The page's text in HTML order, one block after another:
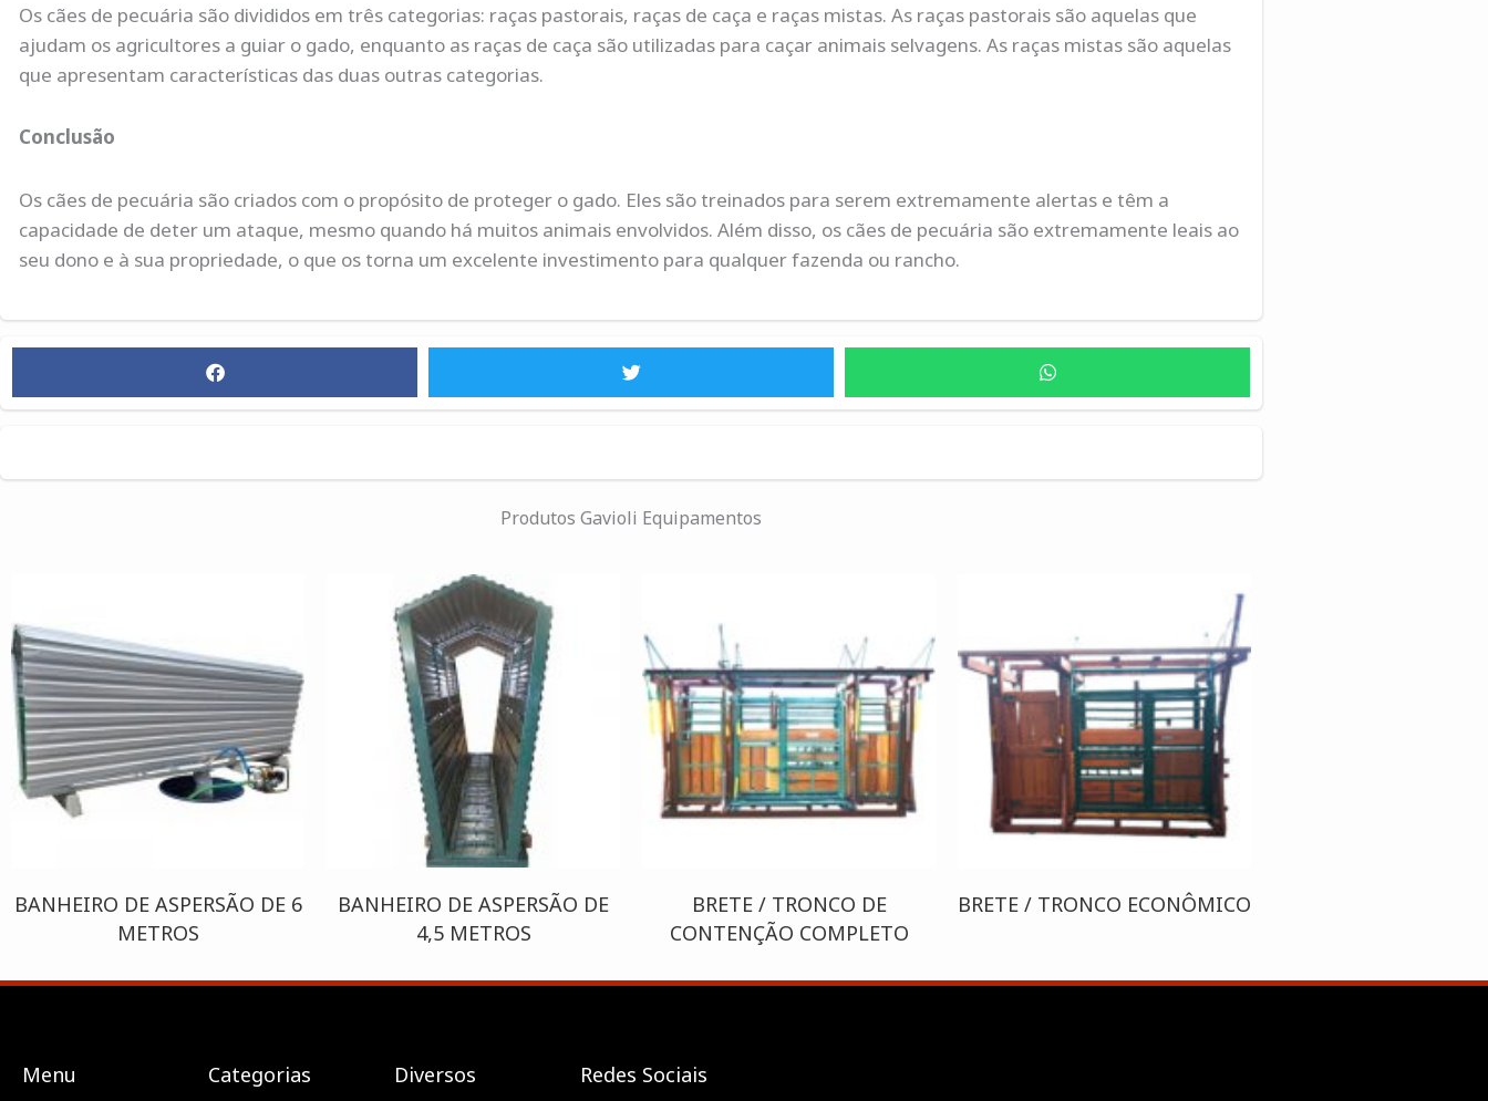
Os cães de pecuária são divididos em três categorias: raças pastorais, raças de caça e raças mistas. As raças pastorais são aquelas que
ajudam os agricultores a guiar o gado, enquanto as raças de caça são utilizadas para caçar animais selvagens. As raças mistas são aquelas
que apresentam características das duas outras categorias.
Conclusão
Os cães de pecuária são criados com o propósito de proteger o gado. Eles são treinados para serem extremamente alertas e têm a
capacidade de deter um ataque, mesmo quando há muitos animais envolvidos. Além disso, os cães de pecuária são extremamente leais ao
seu dono e à sua propriedade, o que os torna um excelente investimento para qualquer fazenda ou rancho.
Produtos Gavioli Equipamentos
BANHEIRO DE ASPERSÃO DE 6
METROS
BANHEIRO DE ASPERSÃO DE
4,5 METROS
BRETE / TRONCO DE
CONTENÇÃO COMPLETO
BRETE / TRONCO ECONÔMICO
Menu Categorias Diversos Redes Sociais